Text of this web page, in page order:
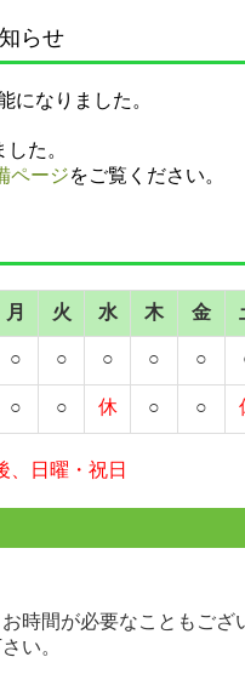
らせ
になりました。
た。
ページをご覧ください。
月 火 水 木 金
○ ○ ○ ○ ○
○ ○ 休 ○ ○
、日曜・祝日
時間が必要なこともござ
い。